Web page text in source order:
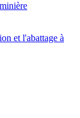
et l'abattage à